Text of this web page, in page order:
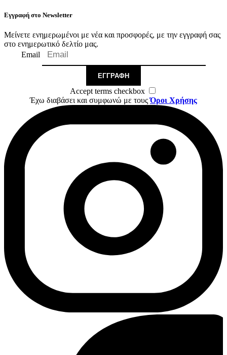
Εγγραφή στο Newsletter
Μείνετε ενημερωμένοι με νέα και προσφορές, με την εγγραφή σας
στο ενημερωτικό δελτίο μας.
Email
ΕΓΓΡΑΦΉ
Accept terms checkbox
Έχω διαβάσει και συμφωνώ με τουςΌροι Χρήσης